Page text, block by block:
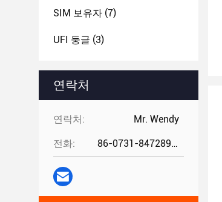
SIM 보유자 (7)
UFI 둥글 (3)
연락처
연락처: Mr. Wendy
전화: 86-0731-84728962